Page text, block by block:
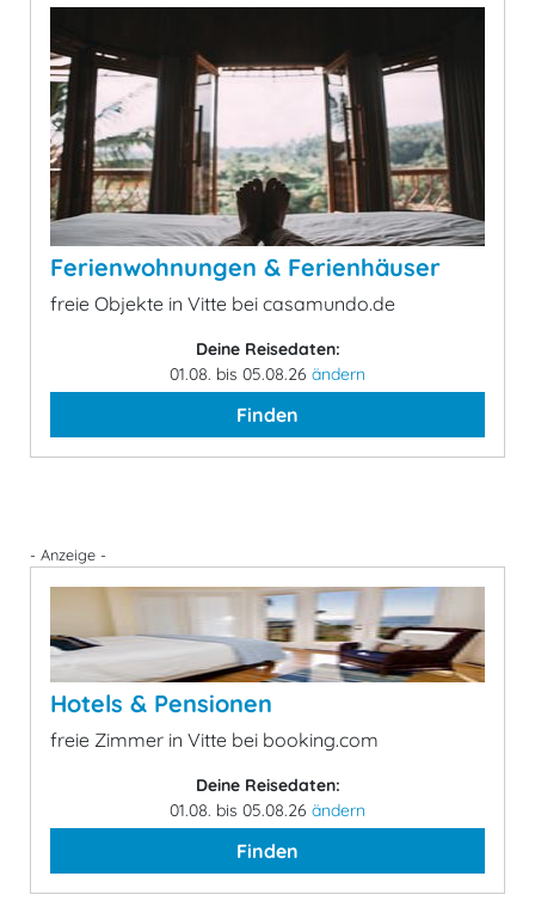
Ferienwohnungen & Ferienhäuser
freie Objekte in Vitte bei casamundo.de
Deine Reisedaten:
01.08. bis 05.08.26 ändern
Finden
- Anzeige -
Hotels & Pensionen
freie Zimmer in Vitte bei booking.com
Deine Reisedaten:
01.08. bis 05.08.26 ändern
Finden